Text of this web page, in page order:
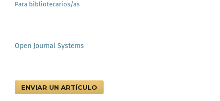
Para bibliotecarios/as
Open Journal Systems
ENVIAR UN ARTÍCULO